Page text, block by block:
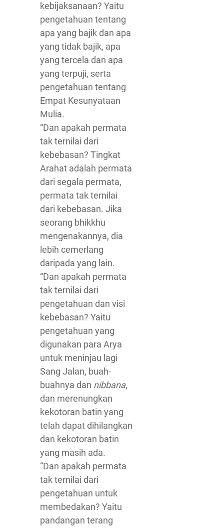
kebijaksanaan? Yaitu
pengetahuan tentang
apa yang bajik dan apa
yang tidak bajik, apa
yang tercela dan apa
yang terpuji, serta
pengetahuan tentang
Empat Kesunyataan
Mulia.
“Dan apakah permata
tak ternilai dari
kebebasan? Tingkat
Arahat adalah permata
dari segala permata,
permata tak ternilai
dari kebebasan. Jika
seorang bhikkhu
mengenakannya, dia
lebih cemerlang
daripada yang lain.
“Dan apakah permata
tak ternilai dari
pengetahuan dan visi
kebebasan? Yaitu
pengetahuan yang
digunakan para Arya
untuk meninjau lagi
Sang Jalan, buah-
buahnya dan nibbana,
dan merenungkan
kekotoran batin yang
telah dapat dihilangkan
dan kekotoran batin
yang masih ada.
“Dan apakah permata
tak ternilai dari
pengetahuan untuk
membedakan? Yaitu
pandangan terang